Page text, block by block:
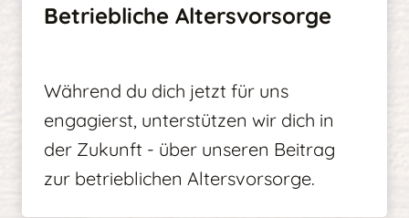
Betriebliche Altersvorsorge
Während du dich jetzt für uns
engagierst, unterstützen wir dich in
der Zukunft - über unseren Beitrag
zur betrieblichen Altersvorsorge.